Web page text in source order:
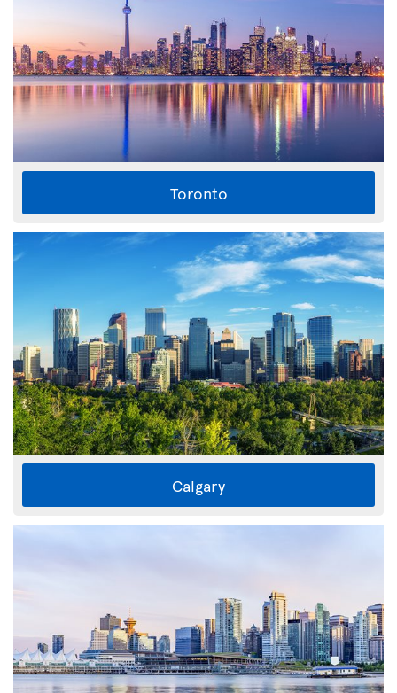
Toronto
Calgary